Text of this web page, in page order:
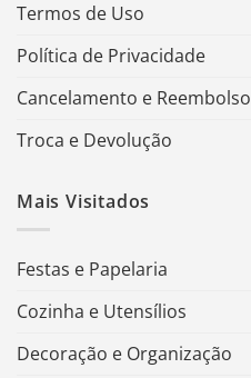
Termos de Uso
Política de Privacidade
Cancelamento e Reembolso
Troca e Devolução
Mais Visitados
Festas e Papelaria
Cozinha e Utensílios
Decoração e Organização